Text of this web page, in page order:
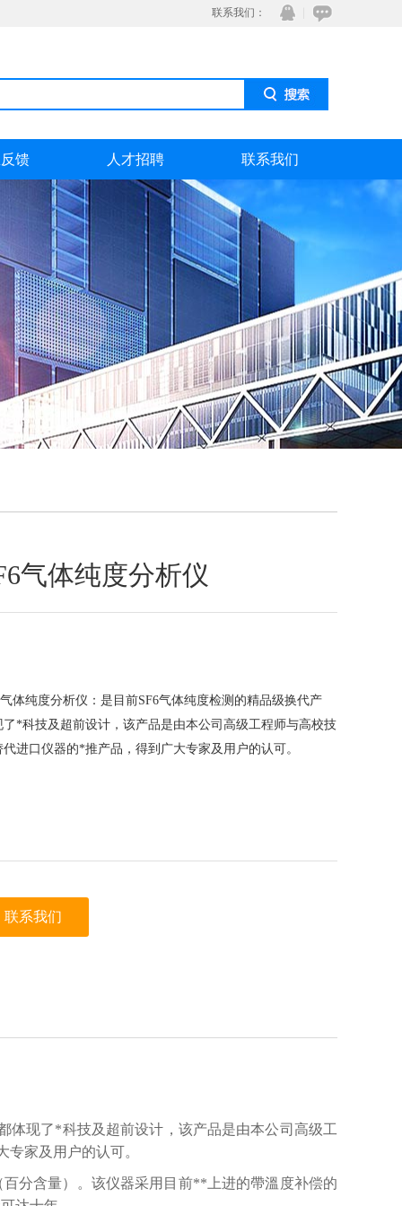
联系我们：
在线咨
QQ
馈 人才招聘 联系我们
气体纯度分析仪
体纯度分析仪：是目前SF6气体纯度检测的精品级换代产
*科技及超前设计，该产品是由本公司高级工程师与高校技
进口仪器的*推产品，得到广大专家及用户的认可。
联系我们
体现了*科技及超前设计，该产品是由本公司高级工
家及用户的认可。
分含量）。该仪器采用目前**上进的帶溫度补偿的